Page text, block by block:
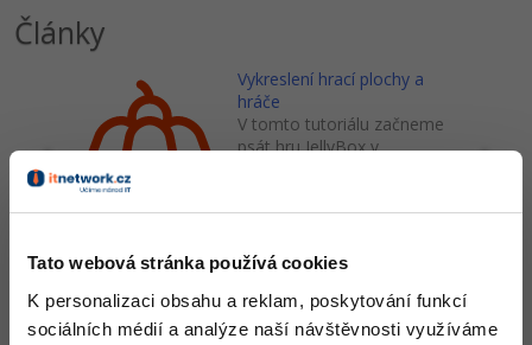
Tato webová stránka používá cookies
K personalizaci obsahu a reklam, poskytování funkcí
sociálních médií a analýze naší návštěvnosti využíváme
Články
Vykreslení hrací plochy a
hráče
V tomto tutoriálu začneme
psát hru JellyBox v
herní plochu a hráče
Zobrazit vše (9)